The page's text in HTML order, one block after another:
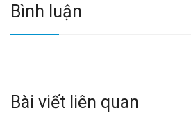
Bình luận
Bài viết liên quan